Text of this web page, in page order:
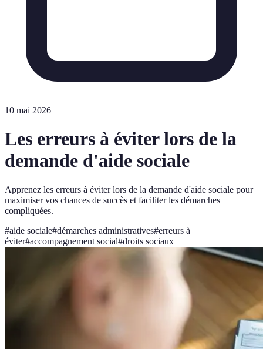
10 mai 2026
Les erreurs à éviter lors de la
demande d'aide sociale
Apprenez les erreurs à éviter lors de la demande d'aide sociale pour
maximiser vos chances de succès et faciliter les démarches
compliquées.
#aide sociale#démarches administratives#erreurs à
éviter#accompagnement social#droits sociaux